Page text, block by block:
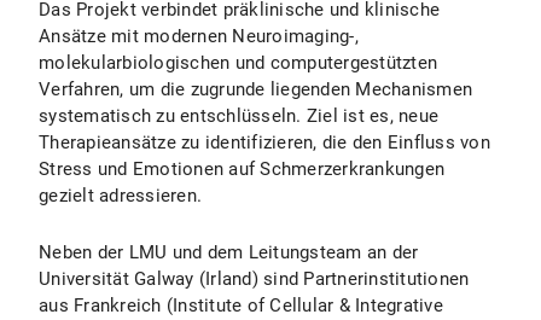
Das Projekt verbindet präklinische und klinische
Ansätze mit modernen Neuroimaging-,
molekularbiologischen und computergestützten
Verfahren, um die zugrunde liegenden Mechanismen
systematisch zu entschlüsseln. Ziel ist es, neue
Therapieansätze zu identifizieren, die den Einfluss von
Stress und Emotionen auf Schmerzerkrankungen
gezielt adressieren.
Neben der LMU und dem Leitungsteam an der
Universität Galway (Irland) sind Partnerinstitutionen
aus Frankreich (Institute of Cellular & Integrative